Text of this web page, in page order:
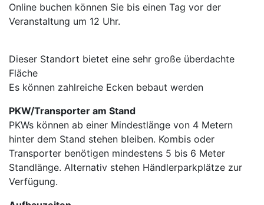
Online buchen können Sie bis einen Tag vor der
Veranstaltung um 12 Uhr.
Dieser Standort bietet eine sehr große überdachte
Fläche
Es können zahlreiche Ecken bebaut werden
PKW/Transporter am Stand
PKWs können ab einer Mindestlänge von 4 Metern
hinter dem Stand stehen bleiben. Kombis oder
Transporter benötigen mindestens 5 bis 6 Meter
Standlänge. Alternativ stehen Händlerparkplätze zur
Verfügung.